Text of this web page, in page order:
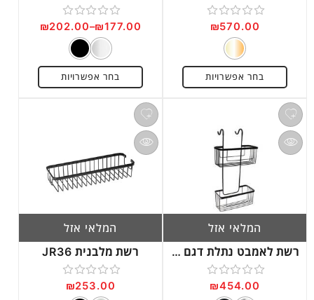
דורג
5
₪570.00
בחר אפשרויות
דורג
מתוך
5
₪177.00
–
₪202.00
בחר אפשרויות
המלאי אזל
רשת לאמבט נתלת דגם JAC09
דורג
₪454.00
המלאי אזל
רשת מלבנית JR36
דורג
₪253.00